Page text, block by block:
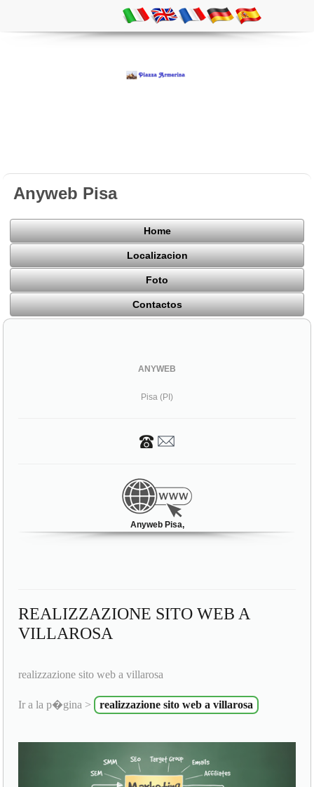
Anyweb Pisa
Home
Localizacion
Foto
Contactos
ANYWEB
Pisa (PI)
Anyweb Pisa,
REALIZZAZIONE SITO WEB A
VILLAROSA
realizzazione sito web a villarosa
Ir a la p�gina > realizzazione sito web a villarosa